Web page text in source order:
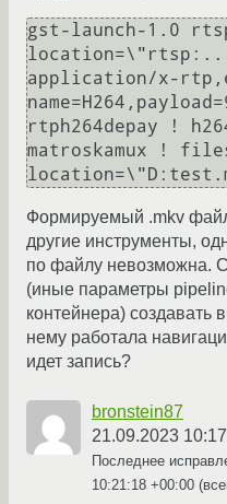
gst-launch-1.0
application/x-
rtph264depay !
matroskamux !
Формируемый .mkv
другие инструменты,
по файлу невозможна.
(иные параметры
контейнера) создавать
нему работала
идет запись?
bronstein87
21.09.2023
Последнее
10:21:18 +00:00